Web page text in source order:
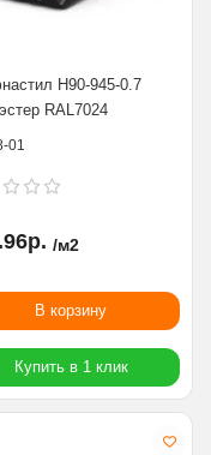
Н90-945-0.7
RAL7024
01
/м2
В корзину
Купить в 1 клик